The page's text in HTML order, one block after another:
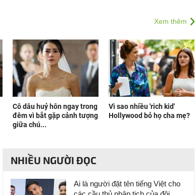
Xem thêm
Cô dâu huỷ hôn ngay trong
đêm vì bắt gặp cảnh tượng
giữa chú...
Vì sao nhiều 'rich kid'
Hollywood bỏ họ cha mẹ?
NHIỀU NGƯỜI ĐỌC
Ai là người đặt tên tiếng Việt cho